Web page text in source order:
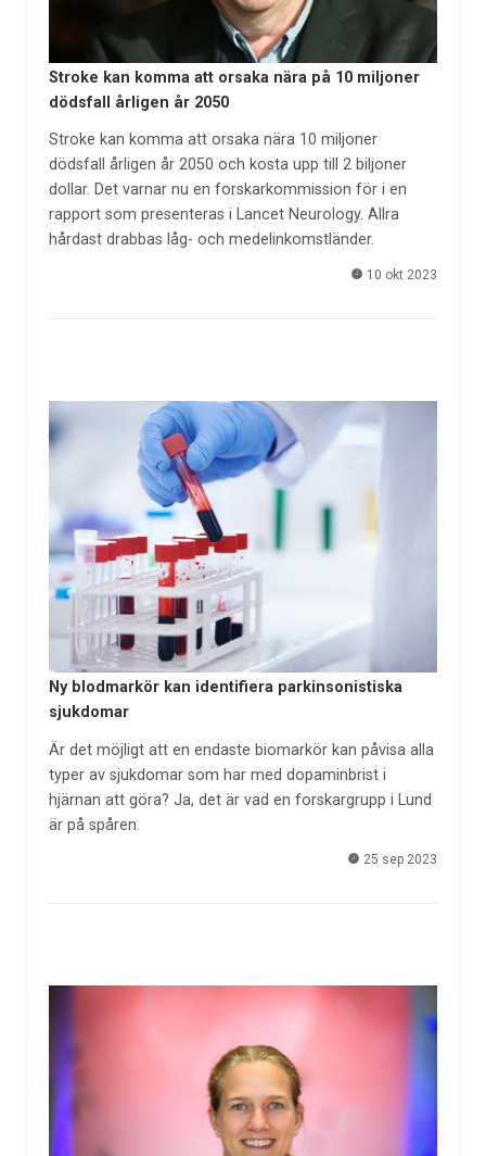
Stroke kan komma att orsaka nära på 10 miljoner
dödsfall årligen år 2050
Stroke kan komma att orsaka nära 10 miljoner
dödsfall årligen år 2050 och kosta upp till 2 biljoner
dollar. Det varnar nu en forskarkommission för i en
rapport som presenteras i Lancet Neurology. Allra
hårdast drabbas låg- och medelinkomstländer.
10 okt 2023
Ny blodmarkör kan identifiera parkinsonistiska
sjukdomar
Är det möjligt att en endaste biomarkör kan påvisa alla
typer av sjukdomar som har med dopaminbrist i
hjärnan att göra? Ja, det är vad en forskargrupp i Lund
är på spåren.
25 sep 2023